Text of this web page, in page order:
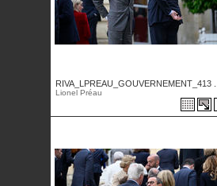
RIVA_LPREAU_GOUVERNEMENT_413 ...
Lionel Préau